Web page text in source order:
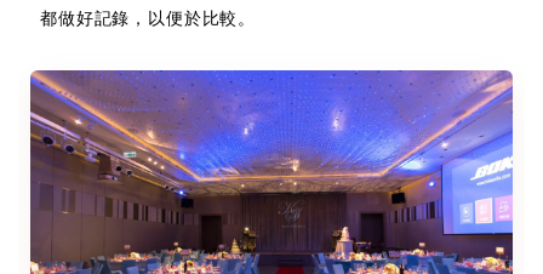
都做好記錄，以便於比較。